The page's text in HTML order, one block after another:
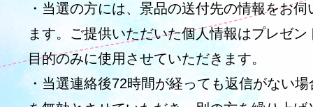
・当選の方には、景品の送付先の情報をお
ます。ご提供いただいた個人情報はプレゼ
目的のみに使用させていただきます。
・当選連絡後72時間が経っても返信がない